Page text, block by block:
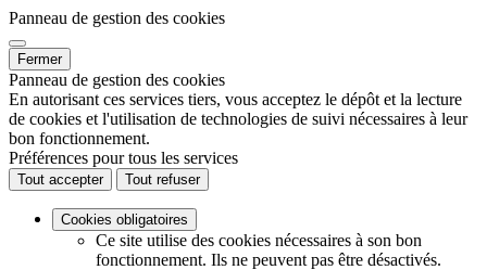
Panneau de gestion des cookies
Fermer
Panneau de gestion des cookies
En autorisant ces services tiers, vous acceptez le dépôt et la lecture
de cookies et l'utilisation de technologies de suivi nécessaires à leur
bon fonctionnement.
Préférences pour tous les services
Tout accepter Tout refuser
Cookies obligatoires
Ce site utilise des cookies nécessaires à son bon
fonctionnement. Ils ne peuvent pas être désactivés.